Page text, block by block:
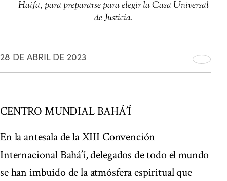
Haifa, para prepararse para elegir la Casa Universal
de Justicia.
28 DE ABRIL DE 2023
CENTRO MUNDIAL BAHÁ’Í
En la antesala de la XIII Convención
Internacional Bahá’í, delegados de todo el mundo
se han imbuido de la atmósfera espiritual que